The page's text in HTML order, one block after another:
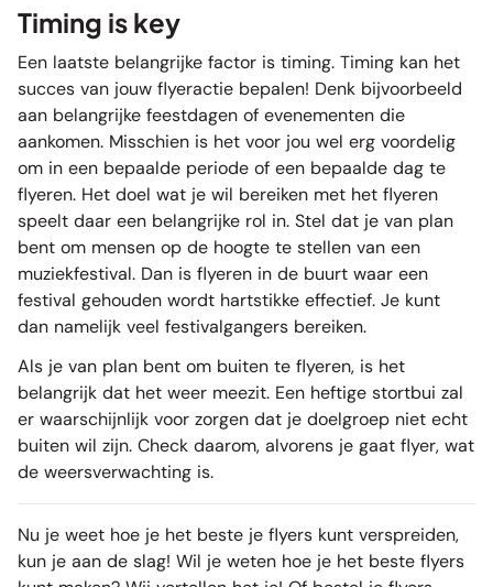
Timing is key
Een laatste belangrijke factor is timing. Timing kan het
succes van jouw flyeractie bepalen! Denk bijvoorbeeld
aan belangrijke feestdagen of evenementen die
aankomen. Misschien is het voor jou wel erg voordelig
om in een bepaalde periode of een bepaalde dag te
flyeren. Het doel wat je wil bereiken met het flyeren
speelt daar een belangrijke rol in. Stel dat je van plan
bent om mensen op de hoogte te stellen van een
muziekfestival. Dan is flyeren in de buurt waar een
festival gehouden wordt hartstikke effectief. Je kunt
dan namelijk veel festivalgangers bereiken.
Als je van plan bent om buiten te flyeren, is het
belangrijk dat het weer meezit. Een heftige stortbui zal
er waarschijnlijk voor zorgen dat je doelgroep niet echt
buiten wil zijn. Check daarom, alvorens je gaat flyer, wat
de weersverwachting is.
Nu je weet hoe je het beste je flyers kunt verspreiden,
kun je aan de slag! Wil je weten hoe je het beste flyers